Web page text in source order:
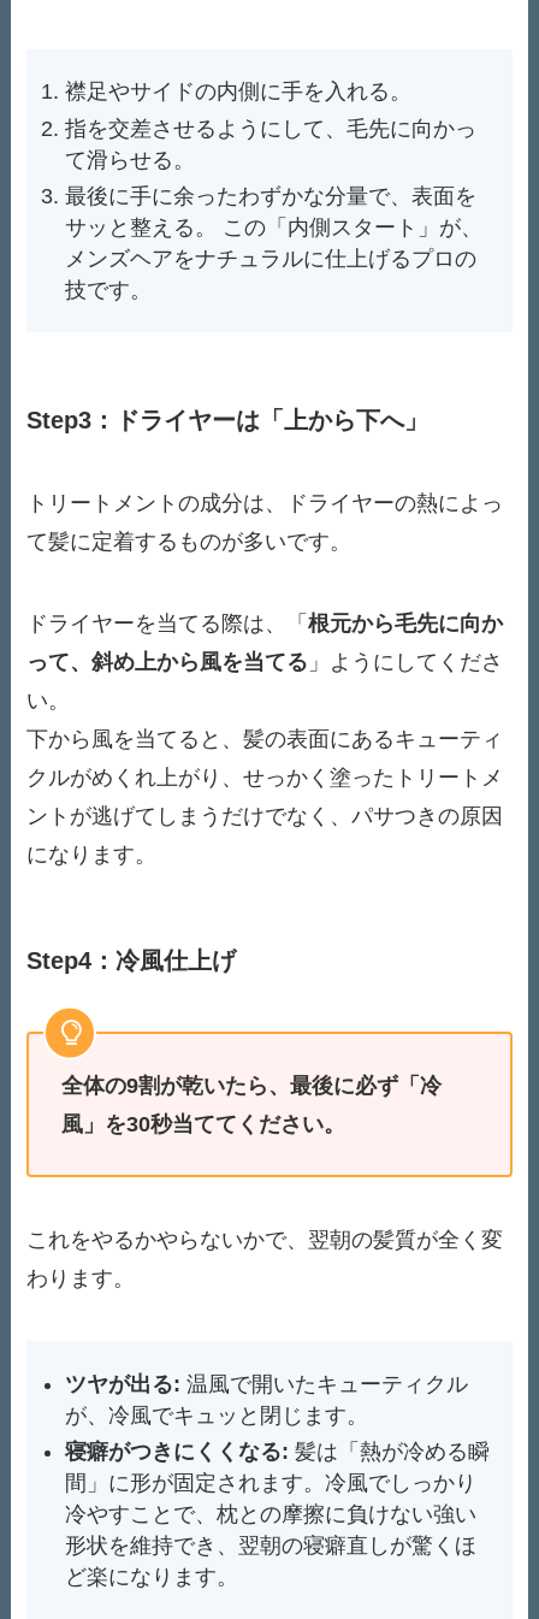
襟足やサイドの内側に手を入れる。
指を交差させるようにして、毛先に向かっ
て滑らせる。
最後に手に余ったわずかな分量で、表面を
サッと整える。 この「内側スタート」が、
メンズヘアをナチュラルに仕上げるプロの
技です。
Step3：ドライヤーは「上から下へ」
トリートメントの成分は、ドライヤーの熱によっ
て髪に定着するものが多いです。
ドライヤーを当てる際は、「根元から毛先に向か
って、斜め上から風を当てる 」ようにしてくださ
い。
下から風を当てると、髪の表面にあるキューティ
クルがめくれ上がり、せっかく塗ったトリートメ
ントが逃げてしまうだけでなく、パサつきの原因
になります。
Step4：冷風仕上げ
全体の9割が乾いたら、最後に必ず「冷
風」を30秒当ててください。
これをやるかやらないかで、翌朝の髪質が全く変
わります。
ツヤが出る: 温風で開いたキューティクル
が、冷風でキュッと閉じます。
寝癖がつきにくくなる: 髪は「熱が冷める瞬
間」に形が固定されます。冷風でしっかり
冷やすことで、枕との摩擦に負けない強い
形状を維持でき、翌朝の寝癖直しが驚くほ
ど楽になります。